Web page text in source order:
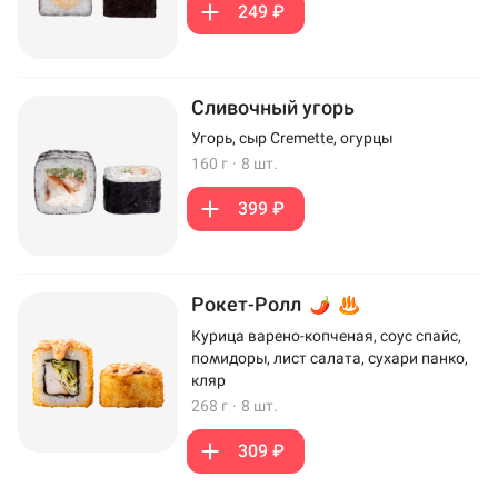
249 ₽
Сливочный угорь
Угорь, сыр Cremette, огурцы
160 г · 8 шт.
399 ₽
Рокет-Ролл
Курица варено-копченая, соус спайс,
помидоры, лист салата, сухари панко,
кляр
268 г · 8 шт.
309 ₽